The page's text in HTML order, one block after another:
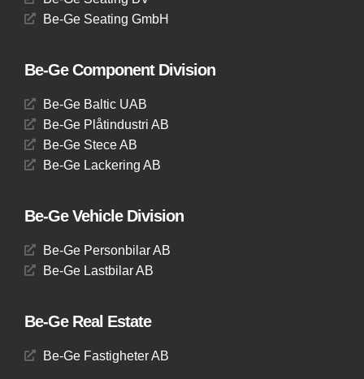
Be-Ge Seating GmbH
Be-Ge Component Division
Be-Ge Baltic UAB
Be-Ge Plåtindustri AB
Be-Ge Stece AB
Be-Ge Lackering AB
Be-Ge Vehicle Division
Be-Ge Personbilar AB
Be-Ge Lastbilar AB
Be-Ge Real Estate
Be-Ge Fastigheter AB